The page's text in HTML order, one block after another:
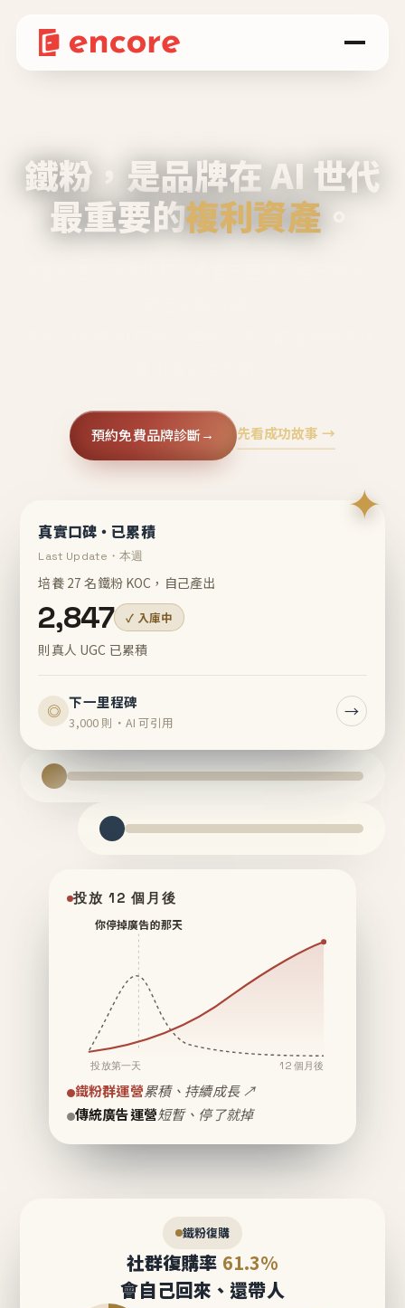
鐵粉，是品牌在 AI 世代
最重要的複利資產 。
預約免費品牌診斷→ 先看成功故事 →
✦
真實口碑・已累積
Last Update・本週
培養 27 名鐵粉 KOC，自己產出
2,847 ✓ 入庫中
則真人 UGC 已累積
◎ 下一里程碑
3,000 則・AI 可引用
→
投放 12 個月後
你停掉廣告的那天
投放第一天 12 個月後
鐵粉群運營累積、持續成長 ↗
傳統廣告運營短暫、停了就掉
鐵粉復購
社群復購率 61.3%
會自己回來、還帶人